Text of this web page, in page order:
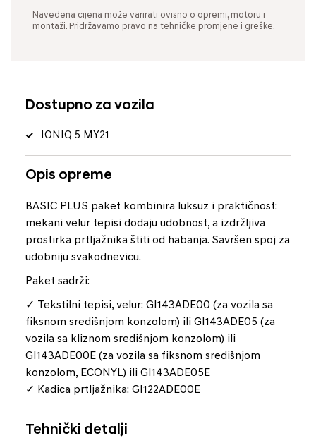
Navedena cijena može varirati ovisno o opremi, motoru i
montaži. Pridržavamo pravo na tehničke promjene i greške.
Dostupno za vozila
IONIQ 5 MY21
Opis opreme
BASIC PLUS paket kombinira luksuz i praktičnost:
mekani velur tepisi dodaju udobnost, a izdržljiva
prostirka prtljažnika štiti od habanja. Savršen spoj za
udobniju svakodnevicu.
Paket sadrži:
✓ Tekstilni tepisi, velur: GI143ADE00 (za vozila sa
fiksnom središnjom konzolom) ili GI143ADE05 (za
vozila sa kliznom središnjom konzolom) ili
GI143ADE00E (za vozila sa fiksnom središnjom
konzolom, ECONYL) ili GI143ADE05E
✓ Kadica prtljažnika: GI122ADE00E
Tehnički detalji